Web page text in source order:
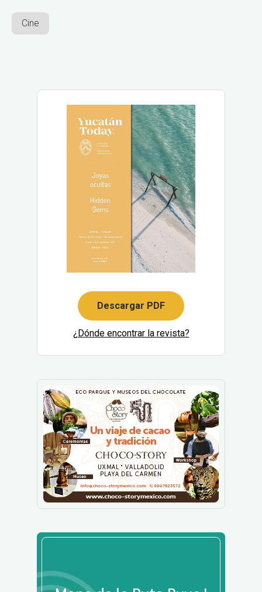
Cine
Descargar PDF
¿Dónde encontrar la revista?